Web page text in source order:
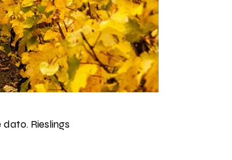
Rieslings